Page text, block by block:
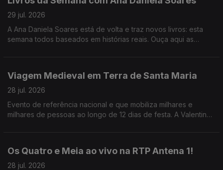
29 jul. 2026
A Ana Daniela Soares está de volta e traz novos livros: esta
semana todos baseados em histórias reais. Ouça aqui as
Viagem Medieval em Terra de Santa Maria
28 jul. 2026
Evento de referência nacional e que mobiliza milhares e
milhares de pessoas ao longo de 12 dias de festa. A Valentina
Os Quatro e Meia ao vivo na RTP Antena 1!
28 jul. 2026